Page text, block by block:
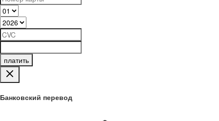
платить
Банковский перевод